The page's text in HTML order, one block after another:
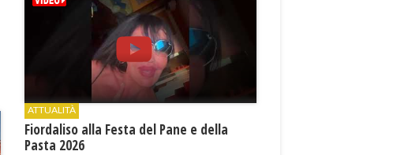
ATTUALITÀ
Fiordaliso alla Festa del Pane e della
Pasta 2026